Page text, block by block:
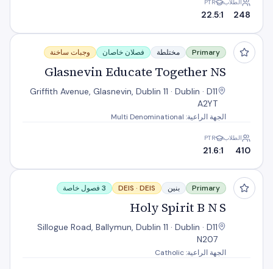
الطلاب
248
PTR
22.5:1
Glasnevin Educate Together NS
Primary مختلطة فصلان خاصان وجبات ساخنة
Glasnevin Educate Together NS
Griffith Avenue, Glasnevin, Dublin 11 · Dublin · D11
A2YT
الجهة الراعية: Multi Denominational
الطلاب
410
PTR
21.6:1
Holy Spirit B N S
Primary بنين DEIS · DEIS 3 فصول خاصة
Holy Spirit B N S
Sillogue Road, Ballymun, Dublin 11 · Dublin · D11
N207
الجهة الراعية: Catholic